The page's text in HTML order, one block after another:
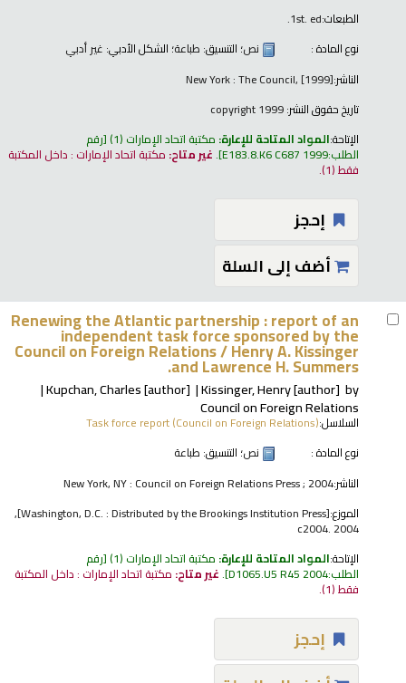
الطبعات:1st. ed.
نوع المادة :
نص؛ التنسيق: طباعة؛ الشكل الأدبي: غير أدبي
الناشر:New York : The Council, [1999]
تاريخ حقوق النشر:
الإتاحة:المواد المتاحة للإعارة: مكتبة اتحاد الإمارات (1) رقم
الطلب:E183.8.K6 C687 1999
.غير متاح: مكتبة اتحاد الإمارات : داخل المكتبة
فقط(1).
إحجز
أضف إلى السلة
Renewing the Atlantic partnership : report of an
independent task force sponsored by the
Council on Foreign Relations /Henry A. Kissinger
and Lawrence H. Summers.
by
Kissinger, Henry[author]
Kupchan, Charles[author]
Council on Foreign Relations
السلاسل:Task force report (Council on Foreign Relations)
نوع المادة :
نص؛ التنسيق: طباعة
الناشر:New York, NY : Council on Foreign Relations Press ; 2004
الموزع:
[Washington, D.C. : Distributed by the Brookings Institution Press],
c2004. 2004
الإتاحة:المواد المتاحة للإعارة: مكتبة اتحاد الإمارات (1) رقم
الطلب:D1065.U5 R45 2004
.غير متاح: مكتبة اتحاد الإمارات : داخل المكتبة
فقط(1).
إحجز